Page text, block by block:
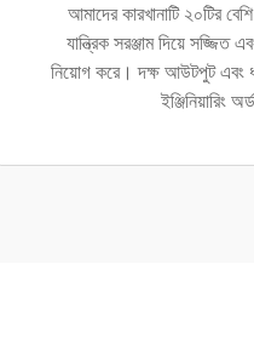
আমাদের কারখানাটি ২০টির
যান্ত্রিক সরঞ্জাম দিয়ে সজ্জিত
নিয়োগ করে। দক্ষ আউটপুট এবং
ইঞ্জিনিয়ারিং